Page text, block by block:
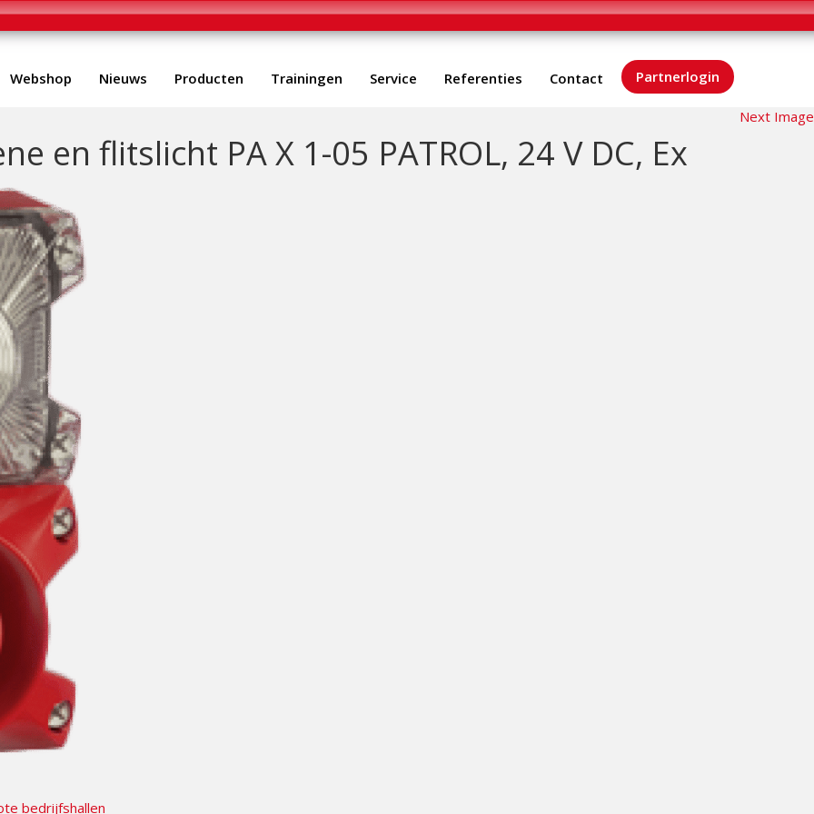
Webshop Nieuws Producten Trainingen Service Referenties Contact Partnerlogin
Next Image
en flitslicht PA X 1-05 PATROL, 24 V DC, Ex
bedrijfshallen